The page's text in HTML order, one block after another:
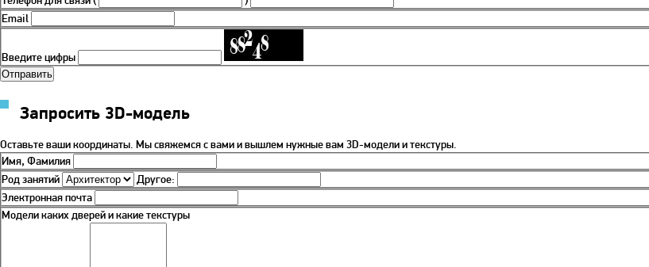
Email
Введите цифры
Запросить 3D-модель
Оставьте ваши координаты. Мы свяжемся с вами и вышлем нужные вам 3D-модели и текстуры.
Имя, Фамилия
Род занятий
Другое:
Электронная почта
Модели каких дверей и какие текстуры